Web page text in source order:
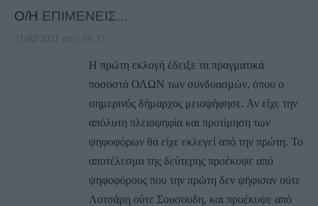
Ο/Η ΕΠΙΜΕΝΕΙΣ...
21/02/2021 στις 09:37
Η πρώτη εκλογή έδειξε τα πραγματικά
ποσοστά ΟΛΩΝ των συνδυασμών, όπου ο
σημερινός δήμαρχος μειοψήφησε. Αν είχε την
απόλυτη πλειοψηφία και προτίμηση των
ψηφοφόρων θα είχε εκλεγεί από την πρώτη. Το
αποτέλεσμα της δεύτερης προέκυψε από
ψηφοφόρους που την πρώτη δεν ψήφισαν ούτε
Λοτσάρη ούτε Σουσουδη, και προέκυψε από